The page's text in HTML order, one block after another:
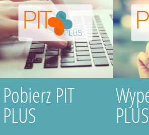
Pobierz PIT
PLUS